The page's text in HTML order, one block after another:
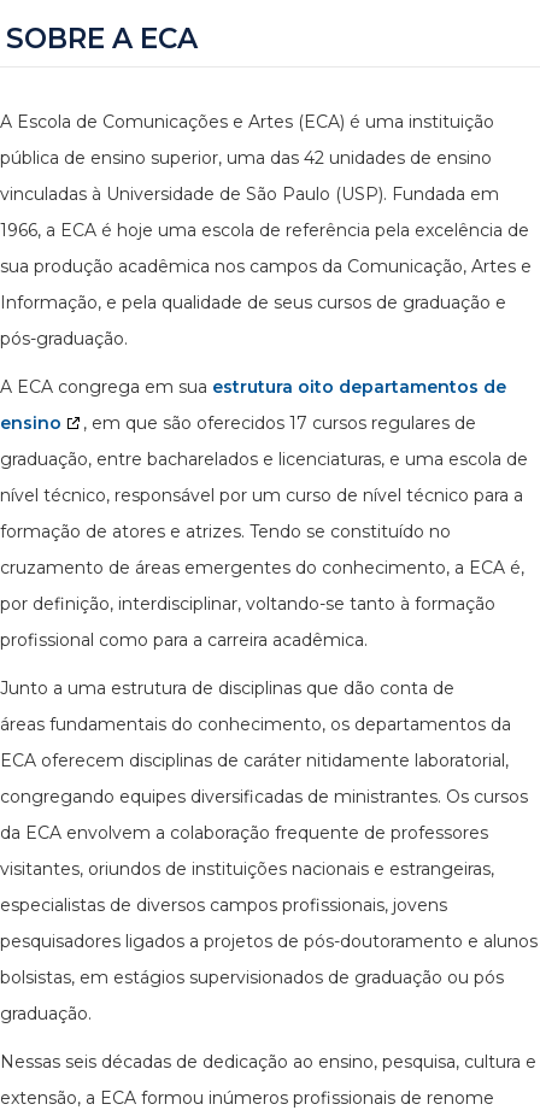
SOBRE A ECA
A Escola de Comunicações e Artes (ECA) é uma instituição
pública de ensino superior, uma das 42 unidades de ensino
vinculadas à Universidade de São Paulo (USP). Fundada em
1966, a ECA é hoje uma escola de referência pela excelência de
sua produção acadêmica nos campos da Comunicação, Artes e
Informação, e pela qualidade de seus cursos de graduação e
pós-graduação.
A ECA congrega em sua estrutura oito departamentos de
ensino
, em que são oferecidos 17 cursos regulares de
graduação, entre bacharelados e licenciaturas, e uma escola de
nível técnico, responsável por um curso de nível técnico para a
formação de atores e atrizes. Tendo se constituído no
cruzamento de áreas emergentes do conhecimento, a ECA é,
por definição, interdisciplinar, voltando-se tanto à formação
profissional como para a carreira acadêmica.
Junto a uma estrutura de disciplinas que dão conta de
áreas fundamentais do conhecimento, os departamentos da
ECA oferecem disciplinas de caráter nitidamente laboratorial,
congregando equipes diversificadas de ministrantes. Os cursos
da ECA envolvem a colaboração frequente de professores
visitantes, oriundos de instituições nacionais e estrangeiras,
especialistas de diversos campos profissionais, jovens
pesquisadores ligados a projetos de pós-doutoramento e alunos
bolsistas, em estágios supervisionados de graduação ou pós
graduação.
Nessas seis décadas de dedicação ao ensino, pesquisa, cultura e
extensão, a ECA formou inúmeros profissionais de renome